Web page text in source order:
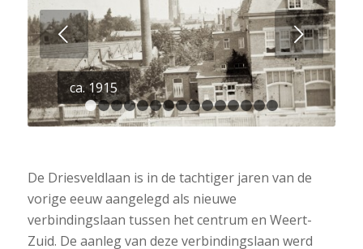
ca. 1915
Volgende
1 2 3 4 5 6 7 8 9 10111213
De Driesveldlaan is in de tachtiger jaren van de
vorige eeuw aangelegd als nieuwe
verbindingslaan tussen het centrum en Weert-
Zuid. De aanleg van deze verbindingslaan werd